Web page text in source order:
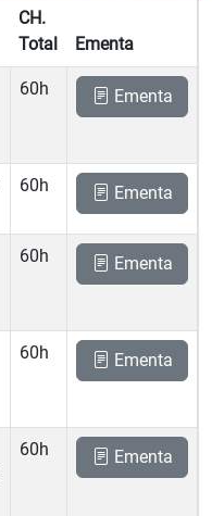
CH.
Total
Ementa
60h Ementa
60h Ementa
60h Ementa
60h Ementa
60h Ementa